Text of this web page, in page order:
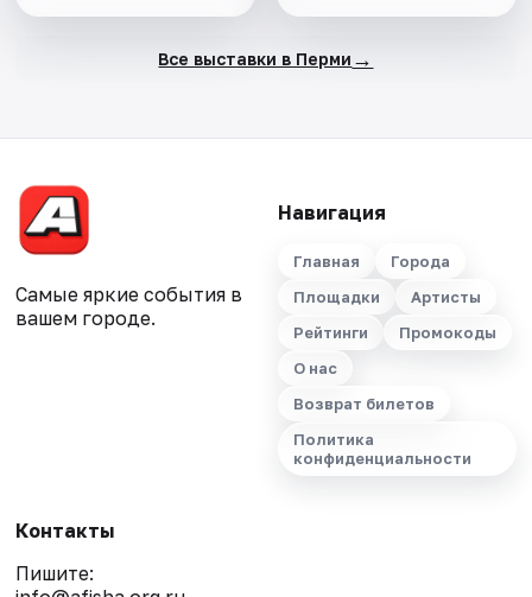
Все выставки в Перми →
Самые яркие события в
вашем городе.
Навигация
Главная
Города
Площадки
Артисты
Рейтинги
Промокоды
О нас
Возврат билетов
Политика
конфиденциальности
Контакты
Пишите: